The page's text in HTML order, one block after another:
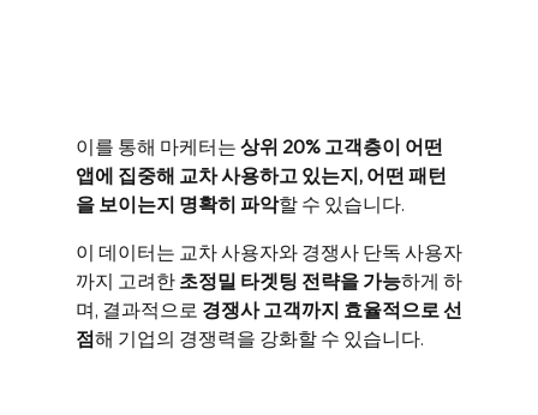
이를 통해 마케터는 상위 20% 고객층이 어떤
앱에 집중해 교차 사용하고 있는지, 어떤 패턴
을 보이는지 명확히 파악할 수 있습니다.
이 데이터는 교차 사용자와 경쟁사 단독 사용자
까지 고려한 초정밀 타겟팅 전략을 가능하게 하
며, 결과적으로 경쟁사 고객까지 효율적으로 선
점해 기업의 경쟁력을 강화할 수 있습니다.